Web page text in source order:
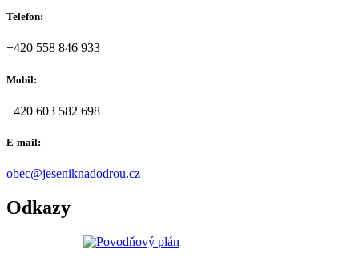
Telefon:
+420 558 846 933
Mobil:
+420 603 582 698
E-mail:
obec@jeseniknadodrou.cz
Odkazy